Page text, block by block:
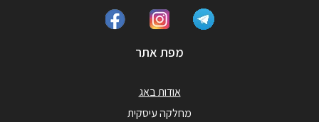
מפת אתר
אודות באג
מחלקה עיסקית